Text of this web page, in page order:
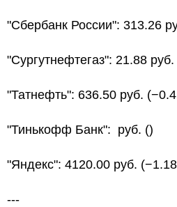
"Сбербанк России": 313.26
"Сургутнефтегаз": 21.88
"Татнефть": 636.50 руб.
"Тинькофф Банк": руб. ()
"Яндекс": 4120.00 руб.
---